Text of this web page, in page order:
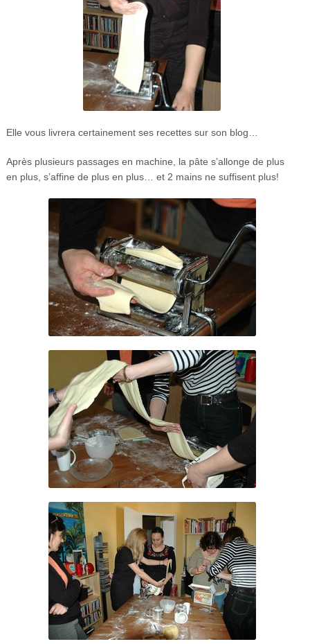
Elle vous livrera certainement ses recettes sur son blog…
Après plusieurs passages en machine, la pâte s’allonge de plus
en plus, s’affine de plus en plus… et 2 mains ne suffisent plus!